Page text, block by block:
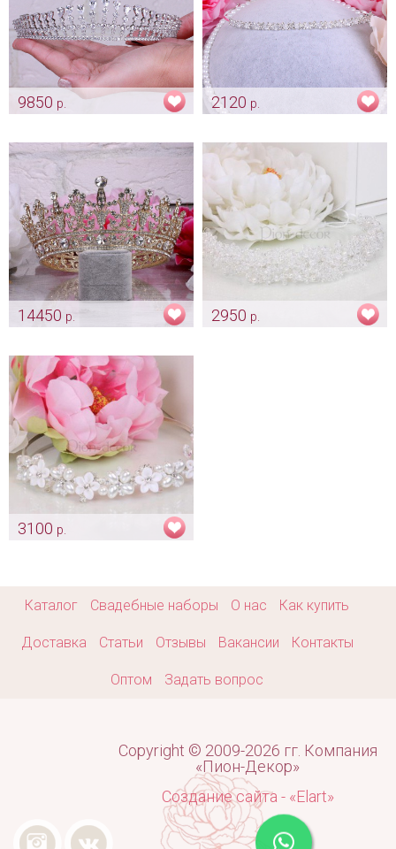
9850 р.
2120 р.
14450 р.
Арт: diad_0056
2950 р.
3100 р.
Каталог Свадебные наборы О нас Как купить
Доставка Статьи Отзывы Вакансии Контакты
Оптом Задать вопрос
Copyright © 2009-2026 гг. Компания
«Пион-Декор»
Создание сайта - «Elart»